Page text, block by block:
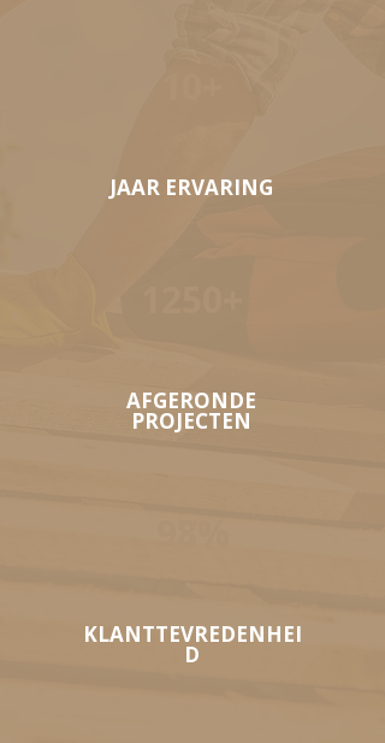
JAAR ERVARING
AFGERONDE
PROJECTEN
KLANTTEVREDENHEI
D